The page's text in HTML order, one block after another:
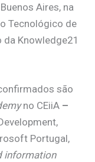
Aires, na
Tecnológico de
da Knowledge21
são
no CEiiA –
Portugal,
information